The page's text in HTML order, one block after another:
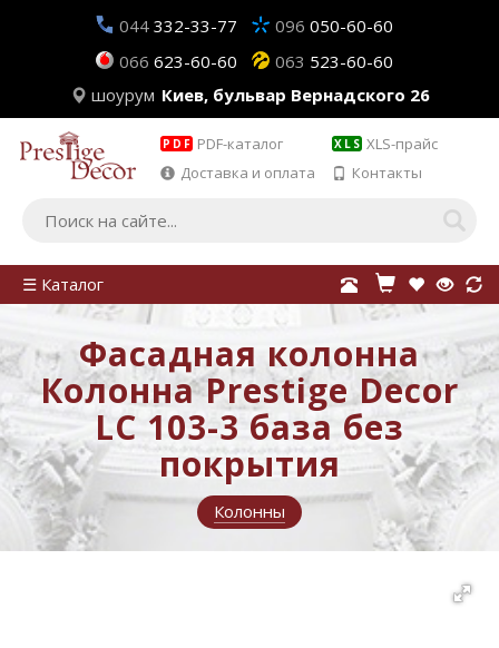
044 332-33-77 096 050-60-60
066 623-60-60 063 523-60-60
шоурум Киев, бульвар Вернадского 26
PDF PDF-каталог XLS XLS-прайс
Доставка и оплата
Контакты
☰ Каталог
Фасадная колонна
Колонна Prestige Decor
LC 103-3 база без
покрытия
Колонны